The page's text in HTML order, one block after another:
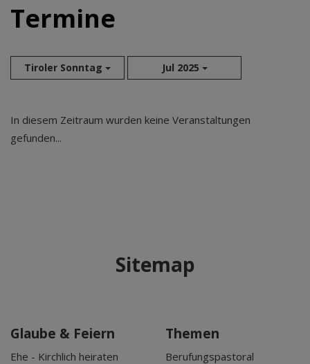
Termine
Tiroler Sonntag Jul 2025
Aug 2026
Apr 2027
Mai 2027
In diesem Zeitraum wurden keine Veranstaltungen
gefunden...
Sitemap
Glaube & Feiern
Ehe - Kirchlich heiraten
Themen
Berufungspastoral